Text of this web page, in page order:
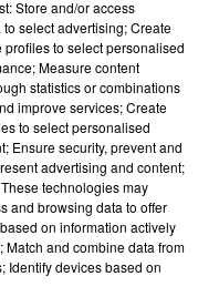
Store and/or access
select advertising; Create
to select personalised
Measure content
statistics or combinations
improve services; Create
to select personalised
Ensure security, prevent and
advertising and content;
technologies may
and browsing data to offer
on information actively
and combine data from
Identify devices based on